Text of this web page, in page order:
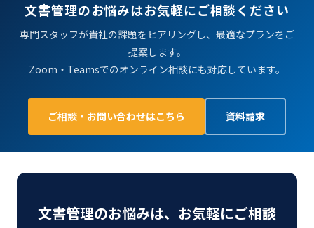
文書管理のお悩みはお気軽にご相談ください
専門スタッフが貴社の課題をヒアリングし、最適なプランをご
提案します。
Zoom・Teamsでのオンライン相談にも対応しています。
ご相談・お問い合わせはこちら 資料請求
文書管理のお悩みは、お気軽にご相談